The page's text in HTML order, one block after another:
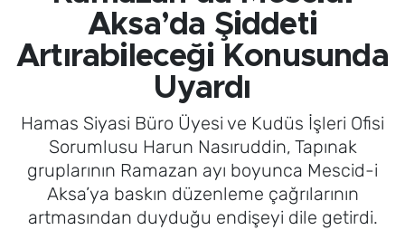
Aksa’da Şiddeti
Artırabileceği Konusunda
Uyardı
Hamas Siyasi Büro Üyesi ve Kudüs İşleri Ofisi
Sorumlusu Harun Nasıruddin, Tapınak
gruplarının Ramazan ayı boyunca Mescid-i
Aksa’ya baskın düzenleme çağrılarının
artmasından duyduğu endişeyi dile getirdi.